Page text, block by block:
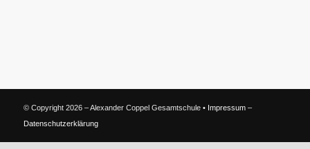
© Copyright 2026 – Alexander Coppel Gesamtschule • Impressum–
Datenschutzerklärung